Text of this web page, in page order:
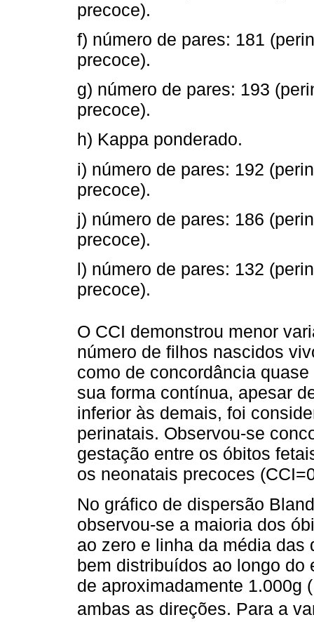
precoce).
f) número de pares: 181
precoce).
g) número de pares: 193
precoce).
h) Kappa ponderado.
i) número de pares: 192
precoce).
j) número de pares: 186
precoce).
l) número de pares: 132
precoce).
O CCI demonstrou menor
número de filhos nascidos
como de concordância
sua forma contínua, apesar
inferior às demais, foi
perinatais. Observou-se
gestação entre os óbitos
os neonatais precoces
No gráfico de dispersão
observou-se a maioria dos
ao zero e linha da média
bem distribuídos ao longo
de aproximadamente 1.000g
ambas as direções. Para a